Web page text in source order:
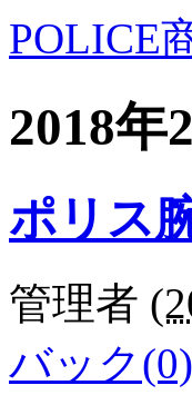
POLICE
2018年
ポリス
管理者 (
バック(0)